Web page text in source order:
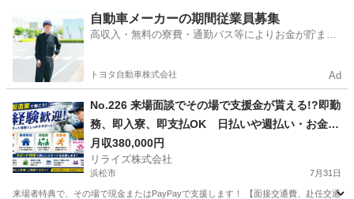
伊東駅 その他 単純作業
自動車メーカーの期間従業員募集
高収入・無料の寮費・通勤バス等によりお金が貯まり
トヨタ自動車株式会社 Ad
No.226 来場面談でその場で支援金が貰える!?即勤
務、即入寮、即支払OK 日払いや週払い・お金住
む場所に困ってる方必見の案件です！簡単な電子
部品の製造・加工のお仕事♪
月収380,000円
リライズ株式会社
浜松市 7月31日
来場者特典で、その場で現金またはPayPayで支援します！ 【面接交通費、赴任交通